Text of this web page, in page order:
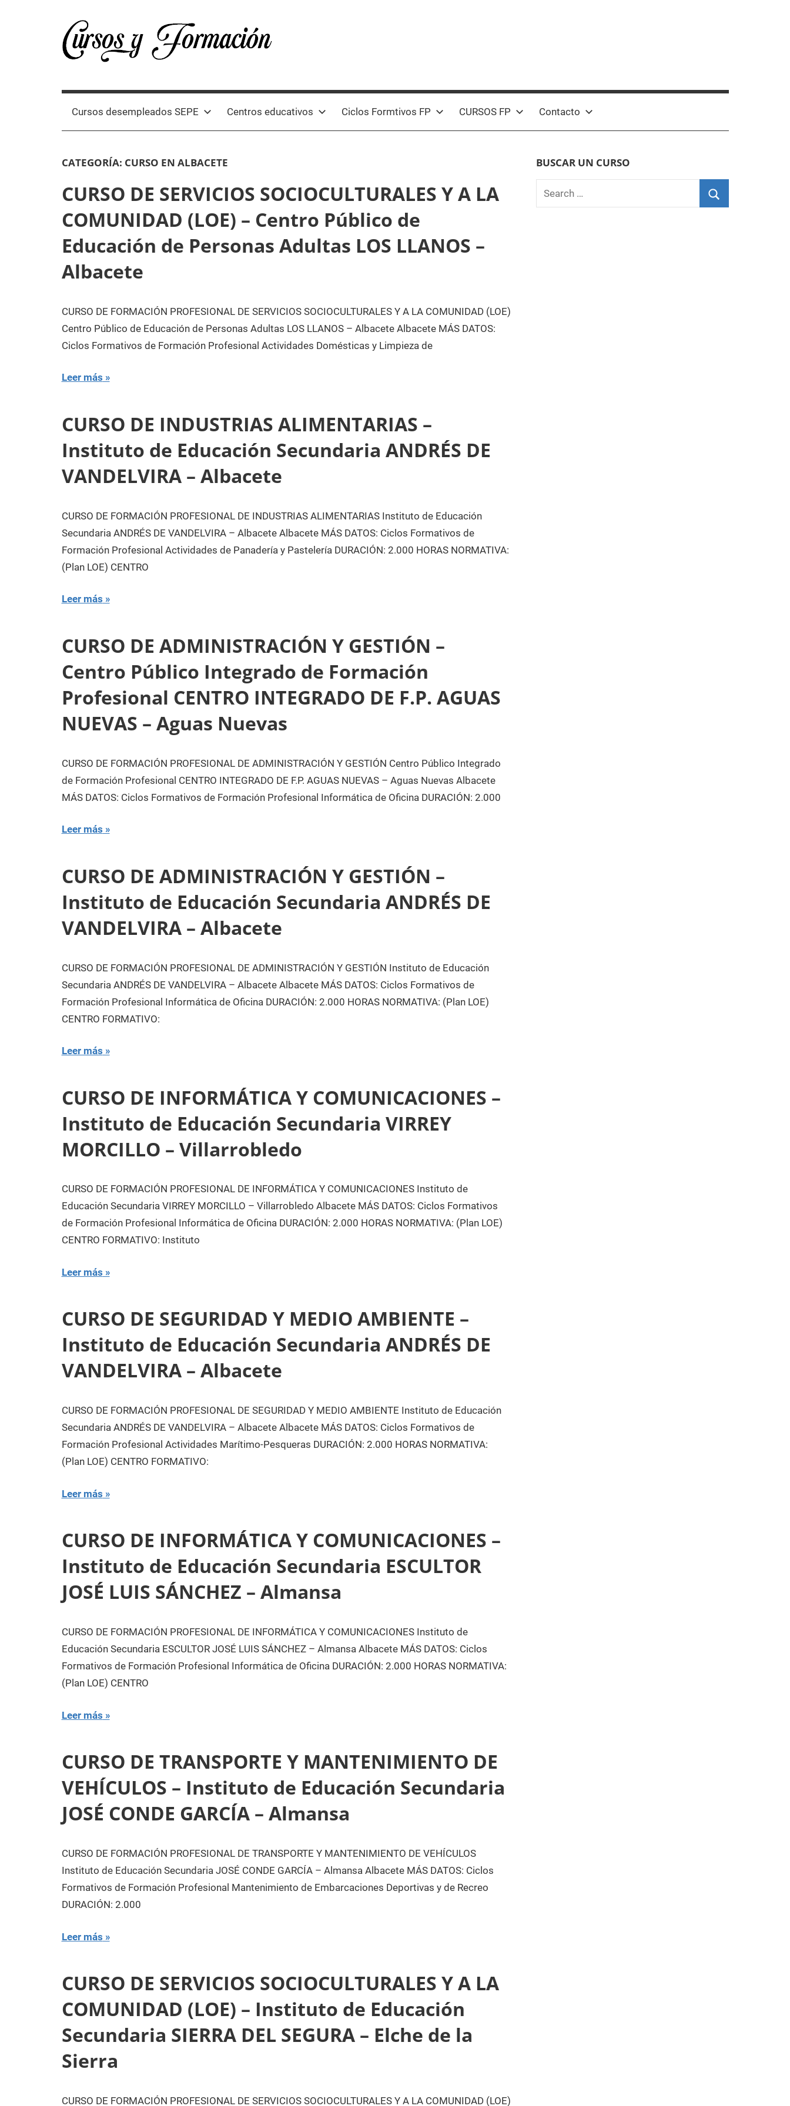
Cursos
España
2024
de
cursos
profesional
España
2024
Cursos desempleados SEPE Centros educativos Ciclos Formtivos FP CURSOS FP Contacto
CATEGORÍA: CURSO EN ALBACETE
CURSO DE SERVICIOS SOCIOCULTURALES Y A LA
COMUNIDAD (LOE) – Centro Público de
Educación de Personas Adultas LOS LLANOS –
Albacete
CURSO DE FORMACIÓN PROFESIONAL DE SERVICIOS SOCIOCULTURALES Y A LA COMUNIDAD (LOE)
Centro Público de Educación de Personas Adultas LOS LLANOS – Albacete Albacete MÁS DATOS:
Ciclos Formativos de Formación Profesional Actividades Domésticas y Limpieza de
Leer más
CURSO DE INDUSTRIAS ALIMENTARIAS –
Instituto de Educación Secundaria ANDRÉS DE
VANDELVIRA – Albacete
CURSO DE FORMACIÓN PROFESIONAL DE INDUSTRIAS ALIMENTARIAS Instituto de Educación
Secundaria ANDRÉS DE VANDELVIRA – Albacete Albacete MÁS DATOS: Ciclos Formativos de
Formación Profesional Actividades de Panadería y Pastelería DURACIÓN: 2.000 HORAS NORMATIVA:
(Plan LOE) CENTRO
Leer más
CURSO DE ADMINISTRACIÓN Y GESTIÓN –
Centro Público Integrado de Formación
Profesional CENTRO INTEGRADO DE F.P. AGUAS
NUEVAS – Aguas Nuevas
CURSO DE FORMACIÓN PROFESIONAL DE ADMINISTRACIÓN Y GESTIÓN Centro Público Integrado
de Formación Profesional CENTRO INTEGRADO DE F.P. AGUAS NUEVAS – Aguas Nuevas Albacete
MÁS DATOS: Ciclos Formativos de Formación Profesional Informática de Oficina DURACIÓN: 2.000
Leer más
CURSO DE ADMINISTRACIÓN Y GESTIÓN –
Instituto de Educación Secundaria ANDRÉS DE
VANDELVIRA – Albacete
CURSO DE FORMACIÓN PROFESIONAL DE ADMINISTRACIÓN Y GESTIÓN Instituto de Educación
Secundaria ANDRÉS DE VANDELVIRA – Albacete Albacete MÁS DATOS: Ciclos Formativos de
Formación Profesional Informática de Oficina DURACIÓN: 2.000 HORAS NORMATIVA: (Plan LOE)
CENTRO FORMATIVO:
Leer más
CURSO DE INFORMÁTICA Y COMUNICACIONES –
Instituto de Educación Secundaria VIRREY
MORCILLO – Villarrobledo
CURSO DE FORMACIÓN PROFESIONAL DE INFORMÁTICA Y COMUNICACIONES Instituto de
Educación Secundaria VIRREY MORCILLO – Villarrobledo Albacete MÁS DATOS: Ciclos Formativos
de Formación Profesional Informática de Oficina DURACIÓN: 2.000 HORAS NORMATIVA: (Plan LOE)
CENTRO FORMATIVO: Instituto
Leer más
CURSO DE SEGURIDAD Y MEDIO AMBIENTE –
Instituto de Educación Secundaria ANDRÉS DE
VANDELVIRA – Albacete
CURSO DE FORMACIÓN PROFESIONAL DE SEGURIDAD Y MEDIO AMBIENTE Instituto de Educación
Secundaria ANDRÉS DE VANDELVIRA – Albacete Albacete MÁS DATOS: Ciclos Formativos de
Formación Profesional Actividades Marítimo-Pesqueras DURACIÓN: 2.000 HORAS NORMATIVA:
(Plan LOE) CENTRO FORMATIVO:
Leer más
CURSO DE INFORMÁTICA Y COMUNICACIONES –
Instituto de Educación Secundaria ESCULTOR
JOSÉ LUIS SÁNCHEZ – Almansa
CURSO DE FORMACIÓN PROFESIONAL DE INFORMÁTICA Y COMUNICACIONES Instituto de
Educación Secundaria ESCULTOR JOSÉ LUIS SÁNCHEZ – Almansa Albacete MÁS DATOS: Ciclos
Formativos de Formación Profesional Informática de Oficina DURACIÓN: 2.000 HORAS NORMATIVA:
(Plan LOE) CENTRO
Leer más
CURSO DE TRANSPORTE Y MANTENIMIENTO DE
VEHÍCULOS – Instituto de Educación Secundaria
JOSÉ CONDE GARCÍA – Almansa
CURSO DE FORMACIÓN PROFESIONAL DE TRANSPORTE Y MANTENIMIENTO DE VEHÍCULOS
Instituto de Educación Secundaria JOSÉ CONDE GARCÍA – Almansa Albacete MÁS DATOS: Ciclos
Formativos de Formación Profesional Mantenimiento de Embarcaciones Deportivas y de Recreo
DURACIÓN: 2.000
Leer más
CURSO DE SERVICIOS SOCIOCULTURALES Y A LA
COMUNIDAD (LOE) – Instituto de Educación
Secundaria SIERRA DEL SEGURA – Elche de la
Sierra
CURSO DE FORMACIÓN PROFESIONAL DE SERVICIOS SOCIOCULTURALES Y A LA COMUNIDAD (LOE)
BUSCAR UN CURSO
Search
for: